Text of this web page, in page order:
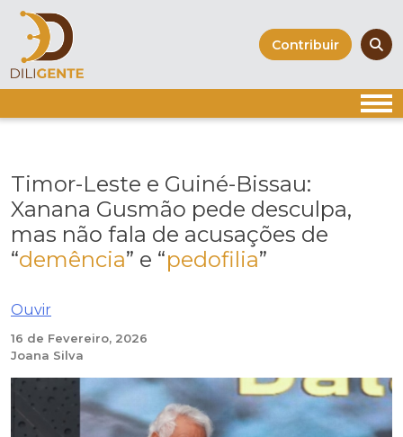
Skip
content
Contribuir
Timor-Leste e Guiné-Bissau:
Xanana Gusmão pede desculpa,
mas não fala de acusações de
“demência” e “pedofilia”
Ouvir
16 de Fevereiro, 2026
Joana Silva